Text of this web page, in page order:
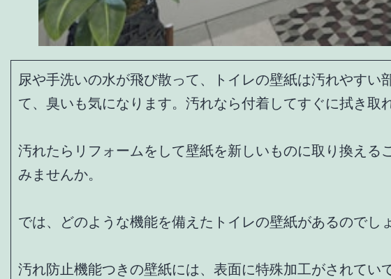
尿や手洗いの水が飛び散って、トイレの壁紙は汚れやす
て、臭いも気になります。汚れなら付着してすぐに拭き取
汚れたらリフォームをして壁紙を新しいものに取り換える
みませんか。
では、どのような機能を備えたトイレの壁紙があるのでし
汚れ防止機能つきの壁紙には、表面に特殊加工がされて